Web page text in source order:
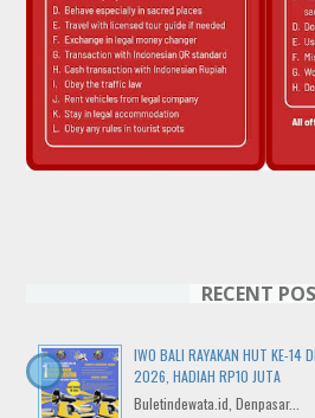
RECENT
IWO BALI RAYAKAN HUT KE-14
2026, HADIAH RP10 JUTA
Buletindewata.id, Denpasar...